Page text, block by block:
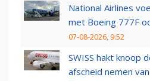
National Airlines
met Boeing 777F
07-08-2026, 9:52
SWISS hakt knoop
afscheid nemen